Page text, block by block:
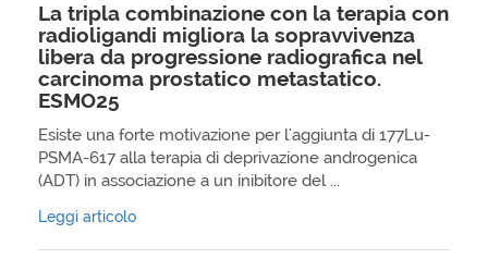
La tripla combinazione con la terapia con
radioligandi migliora la sopravvivenza
libera da progressione radiografica nel
carcinoma prostatico metastatico.
ESMO25
Esiste una forte motivazione per l'aggiunta di 177Lu-
PSMA-617 alla terapia di deprivazione androgenica
(ADT) in associazione a un inibitore del ...
Leggi articolo